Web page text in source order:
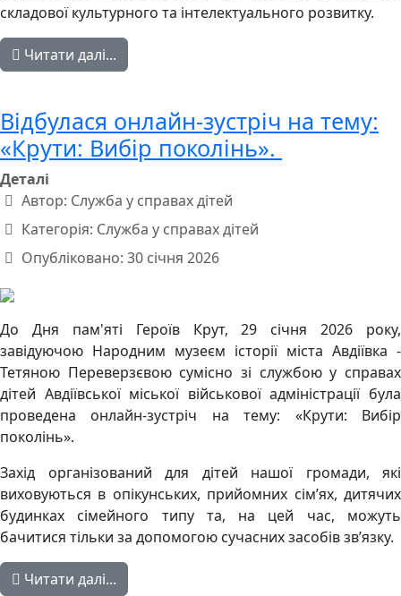
складової культурного та інтелектуального розвитку.
Читати далі...
Відбулася онлайн-зустріч на тему:
«Крути: Вибір поколінь».
Деталі
Автор: Служба у справах дітей
Категорія: Служба у справах дітей
Опубліковано: 30 січня 2026
До Дня пам'яті Героїв Крут, 29 січня 2026 року,
завідуючою Народним музеєм історії міста Авдіївка -
Тетяною Переверзєвою сумісно зі службою у справах
дітей Авдіївської міської військової адміністрації була
проведена онлайн-зустріч на тему: «Крути: Вибір
поколінь».
Захід організований для дітей нашої громади, які
виховуються в опікунських, прийомних сім’ях, дитячих
будинках сімейного типу та, на цей час, можуть
бачитися тільки за допомогою сучасних засобів зв’язку.
Читати далі...